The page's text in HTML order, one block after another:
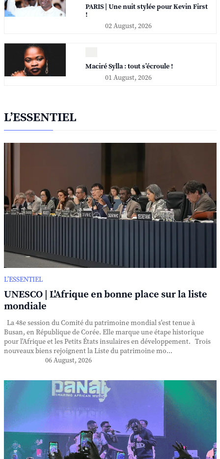
PARIS | Une nuit stylée pour Kevin First
!
02 August, 2026
Maciré Sylla : tout s’écroule !
01 August, 2026
L’ESSENTIEL
L’ESSENTIEL
UNESCO | L'Afrique en bonne place sur la liste
mondiale
La 48e session du Comité du patrimoine mondial s'est tenue à
Busan, en République de Corée. Elle marque une étape historique
pour l'Afrique et les Petits États insulaires en développement. Trois
nouveaux biens rejoignent la Liste du patrimoine mo...
06 August, 2026